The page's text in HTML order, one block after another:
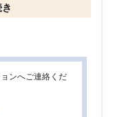
ンへご連絡くだ